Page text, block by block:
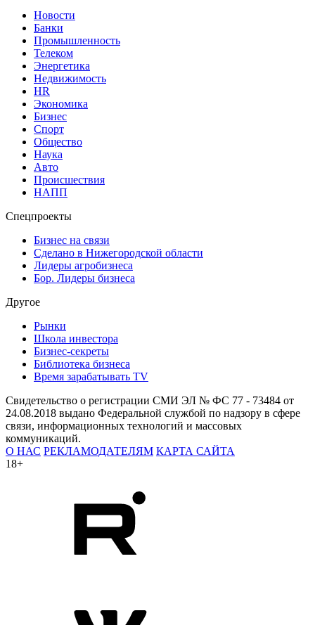
Новости
Банки
Промышленность
Телеком
Энергетика
Недвижимость
HR
Экономика
Бизнес
Спорт
Общество
Наука
Авто
Происшествия
НАПП
Спецпроекты
Бизнес на связи
Сделано в Нижегородской области
Лидеры агробизнеса
Бор. Лидеры бизнеса
Другое
Рынки
Школа инвестора
Бизнес-секреты
Библиотека бизнеса
Время зарабатывать TV
Свидетельство о регистрации СМИ ЭЛ № ФС 77 - 73484 от
24.08.2018 выдано Федеральной службой по надзору в сфере
связи, информационных технологий и массовых
коммуникаций.
О НАС РЕКЛАМОДАТЕЛЯМ КАРТА САЙТА
18+